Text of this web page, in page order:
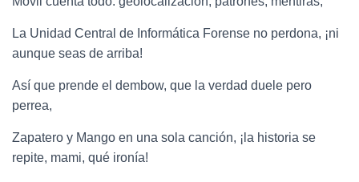
La Unidad Central de Informática Forense no perdona, ¡ni
aunque seas de arriba!
Así que prende el dembow, que la verdad duele pero
perrea,
Zapatero y Mango en una sola canción, ¡la historia se
repite, mami, qué ironía!